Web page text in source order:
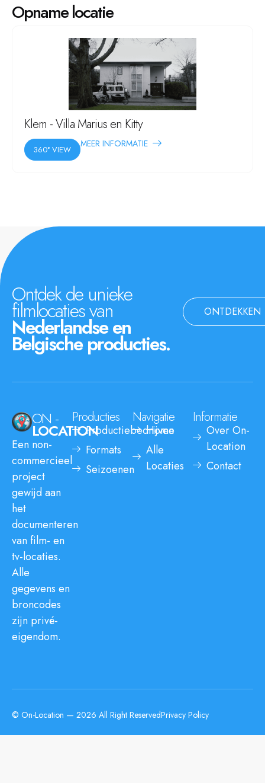
Opname locatie
Klem - Villa Marius en Kitty
360° VIEW
MEER INFORMATIE
Ontdek de unieke
filmlocaties van
Nederlandse en
Belgische producties.
ONTDEKKEN
ON -
LOCATION
Een non-
commercieel
project
gewijd aan
het
documenteren
van film- en
tv-locaties.
Alle
gegevens en
broncodes
zijn privé-
eigendom.
Producties
Productiebedrijven
Formats
Seizoenen
Navigatie
Home
Alle
Locaties
Informatie
Over On-
Location
Contact
© On-Location — 2026 All Right ReservedPrivacy Policy